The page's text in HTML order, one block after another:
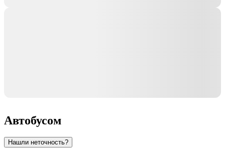
Автобусом
Нашли неточность?